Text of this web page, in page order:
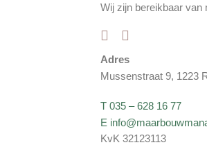
Wij zijn bereikbaar van
Adres
Mussenstraat 9, 1223
T 035 – 628 16 77
E
KvK 32123113